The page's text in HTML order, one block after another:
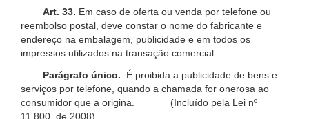
Art. 33. Em caso de oferta ou venda por telefone ou
reembolso postal, deve constar o nome do fabricante e
endereço na embalagem, publicidade e em todos os
impressos utilizados na transação comercial.
Parágrafo único.
É proibida a publicidade de bens e
serviços por telefone, quando a chamada for onerosa ao
consumidor que a origina. (Incluído pela Lei nº
11.800, de 2008).